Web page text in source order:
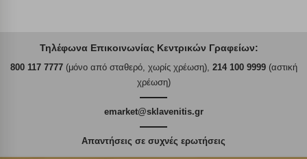
Τηλέφωνα Επικοινωνίας Κεντρικών Γραφείων:
800 117 7777(μόνο από σταθερό, χωρίς χρέωση), 214 100 9999(αστική
χρέωση)
emarket@sklavenitis.gr
Απαντήσεις σε συχνές ερωτήσεις